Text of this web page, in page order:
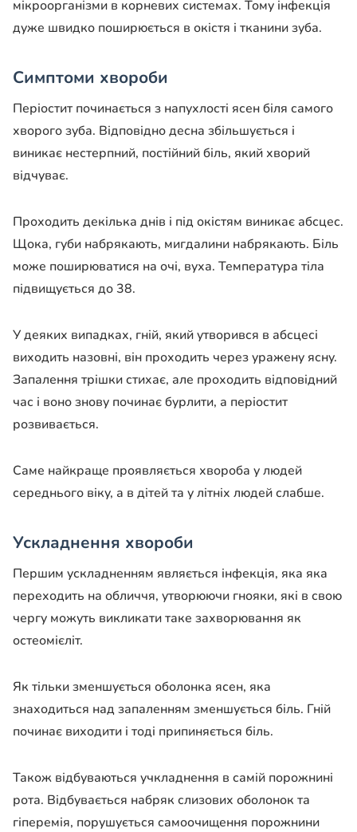
мікроорганізми в корневих системах. Тому інфекція
дуже швидко поширюється в окістя і тканини зуба.
Симптоми хвороби
Періостит починається з напухлості ясен біля самого
хворого зуба. Відповідно десна збільшується і
виникає нестерпний, постійний біль, який хворий
відчуває.
Проходить декілька днів і під окістям виникає абсцес.
Щока, губи набрякають, мигдалини набрякають. Біль
може поширюватися на очі, вуха. Температура тіла
підвищується до 38.
У деяких випадках, гній, який утворився в абсцесі
виходить назовні, він проходить через уражену ясну.
Запалення трішки стихає, але проходить відповідний
час і воно знову починає бурлити, а періостит
розвивається.
Саме найкраще проявляється хвороба у людей
середнього віку, а в дітей та у літніх людей слабше.
Ускладнення хвороби
Першим ускладненням являється інфекція, яка яка
переходить на обличчя, утворюючи гнояки, які в свою
чергу можуть викликати таке захворювання як
остеомієліт.
Як тільки зменшується оболонка ясен, яка
знаходиться над запаленням зменшується біль. Гній
починає виходити і тоді припиняється біль.
Також відбуваються учкладнення в самій порожнині
рота. Відбувається набряк слизових оболонок та
гіперемія, порушується самоочищення порожнини